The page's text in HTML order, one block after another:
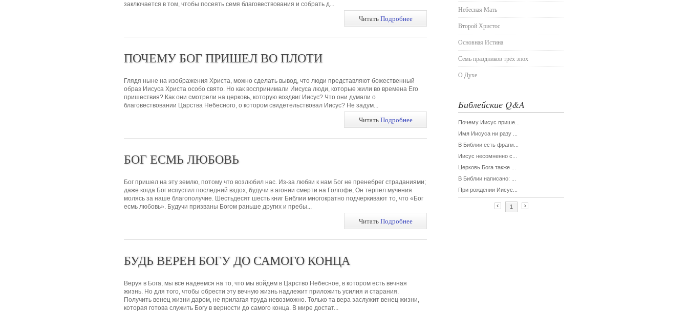
заключается в том, чтобы посеять семя благовествования и собрать д...
ЧитатьПодробнее
ПОЧЕМУ БОГ ПРИШЕЛ ВО ПЛОТИ
Глядя ныне на изображения Христа, можно сделать вывод, что люди представляют божественный
образ Иисуса Христа особо свято. Но как воспринимали Иисуса люди, которые жили во времена Его
пришествия? Как они смотрели на церковь, которую воздвиг Иисус? Что они думали о
благовествовании Царства Небесного, о котором свидетельствовал Иисус? Не задум...
ЧитатьПодробнее
БОГ ЕСМЬ ЛЮБОВЬ
Бог пришел на эту землю, потому что возлюбил нас. Из-за любви к нам Бог не пренебрег страданиями;
даже когда Бог испустил последний вздох, будучи в агонии смерти на Голгофе, Он терпел мучения
молясь за наше благополучие. Шестьдесят шесть книг Библии многократно подчеркивают то, что «Бог
есмь любовь». Будучи призваны Богом раньше других и пребы...
ЧитатьПодробнее
БУДЬ ВЕРЕН БОГУ ДО САМОГО КОНЦА
Веруя в Бога, мы все надеемся на то, что мы войдем в Царство Небесное, в котором есть вечная
жизнь. Но для того, чтобы обрести эту вечную жизнь надлежит приложить усилия и старания.
Получить венец жизни даром, не прилагая труда невозможно. Только та вера заслужит венец жизни,
которая готова служить Богу в верности до самого конца. В мире достат...
Небесная Мать
Второй Христос
Основная Истина
Семь праздников трёх эпох
О Духе